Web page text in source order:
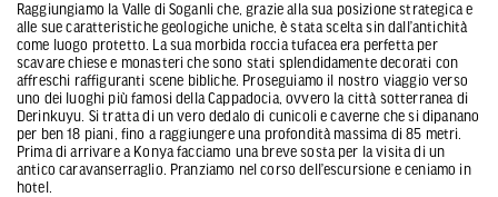
Raggiungiamo la Valle di Soganli che, grazie alla sua posizione strategica e
alle sue caratteristiche geologiche uniche, è stata scelta sin dall’antichità
come luogo protetto. La sua morbida roccia tufacea era perfetta per
scavare chiese e monasteri che sono stati splendidamente decorati con
affreschi raffiguranti scene bibliche. Proseguiamo il nostro viaggio verso
uno dei luoghi più famosi della Cappadocia, ovvero la città sotterranea di
Derinkuyu. Si tratta di un vero dedalo di cunicoli e caverne che si dipanano
per ben 18 piani, fino a raggiungere una profondità massima di 85 metri.
Prima di arrivare a Konya facciamo una breve sosta per la visita di un
antico caravanserraglio. Pranziamo nel corso dell’escursione e ceniamo in
hotel.